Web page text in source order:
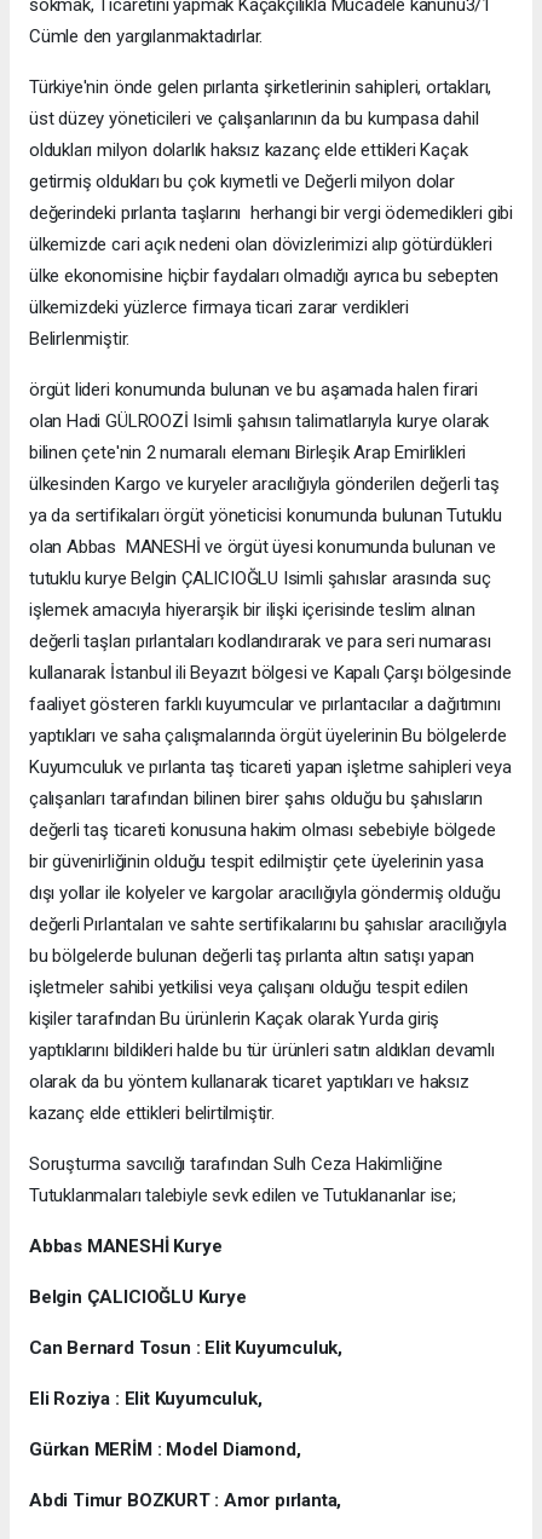
sokmak, Ticaretini yapmak Kaçakçılıkla Mücadele kanunu3/1
Cümle den yargılanmaktadırlar.
Türkiye'nin önde gelen pırlanta şirketlerinin sahipleri, ortakları,
üst düzey yöneticileri ve çalışanlarının da bu kumpasa dahil
oldukları milyon dolarlık haksız kazanç elde ettikleri Kaçak
getirmiş oldukları bu çok kıymetli ve Değerli milyon dolar
değerindeki pırlanta taşlarını herhangi bir vergi ödemedikleri gibi
ülkemizde cari açık nedeni olan dövizlerimizi alıp götürdükleri
ülke ekonomisine hiçbir faydaları olmadığı ayrıca bu sebepten
ülkemizdeki yüzlerce firmaya ticari zarar verdikleri
Belirlenmiştir.
örgüt lideri konumunda bulunan ve bu aşamada halen firari
olan Hadi GÜLROOZİ Isimli şahısın talimatlarıyla kurye olarak
bilinen çete'nin 2 numaralı elemanı Birleşik Arap Emirlikleri
ülkesinden Kargo ve kuryeler aracılığıyla gönderilen değerli taş
ya da sertifikaları örgüt yöneticisi konumunda bulunan Tutuklu
olan Abbas MANESHİ ve örgüt üyesi konumunda bulunan ve
tutuklu kurye Belgin ÇALICIOĞLU Isimli şahıslar arasında suç
işlemek amacıyla hiyerarşik bir ilişki içerisinde teslim alınan
değerli taşları pırlantaları kodlandırarak ve para seri numarası
kullanarak İstanbul ili Beyazıt bölgesi ve Kapalı Çarşı bölgesinde
faaliyet gösteren farklı kuyumcular ve pırlantacılar a dağıtımını
yaptıkları ve saha çalışmalarında örgüt üyelerinin Bu bölgelerde
Kuyumculuk ve pırlanta taş ticareti yapan işletme sahipleri veya
çalışanları tarafından bilinen birer şahıs olduğu bu şahısların
değerli taş ticareti konusuna hakim olması sebebiyle bölgede
bir güvenirliğinin olduğu tespit edilmiştir çete üyelerinin yasa
dışı yollar ile kolyeler ve kargolar aracılığıyla göndermiş olduğu
değerli Pırlantaları ve sahte sertifikalarını bu şahıslar aracılığıyla
bu bölgelerde bulunan değerli taş pırlanta altın satışı yapan
işletmeler sahibi yetkilisi veya çalışanı olduğu tespit edilen
kişiler tarafından Bu ürünlerin Kaçak olarak Yurda giriş
yaptıklarını bildikleri halde bu tür ürünleri satın aldıkları devamlı
olarak da bu yöntem kullanarak ticaret yaptıkları ve haksız
kazanç elde ettikleri belirtilmiştir.
Soruşturma savcılığı tarafından Sulh Ceza Hakimliğine
Tutuklanmaları talebiyle sevk edilen ve Tutuklananlar ise;
Abbas MANESHİ Kurye
Belgin ÇALICIOĞLU Kurye
Can Bernard Tosun : Elit Kuyumculuk,
Eli Roziya : Elit Kuyumculuk,
Gürkan MERİM : Model Diamond,
Abdi Timur BOZKURT : Amor pırlanta,